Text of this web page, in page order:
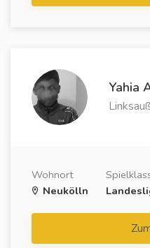
Yahia
Wohnort
Neukölln